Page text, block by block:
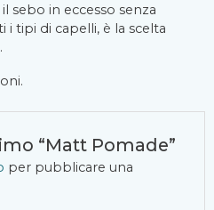
sebo in eccesso senza
tipi di capelli, è la scelta
“Matt Pomade”
per pubblicare una